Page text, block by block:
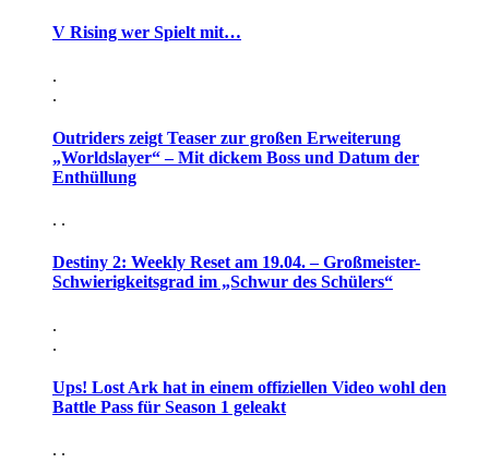
V Rising wer Spielt mit…
.
.
Outriders zeigt Teaser zur großen Erweiterung
„Worldslayer“ – Mit dickem Boss und Datum der
Enthüllung
. .
Destiny 2: Weekly Reset am 19.04. – Großmeister-
Schwierigkeitsgrad im „Schwur des Schülers“
.
.
Ups! Lost Ark hat in einem offiziellen Video wohl den
Battle Pass für Season 1 geleakt
. .